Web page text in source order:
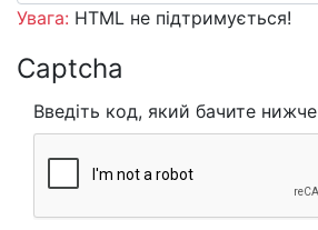
Увага: HTML не підтримується!
Captcha
Введіть код, який бачите нижче